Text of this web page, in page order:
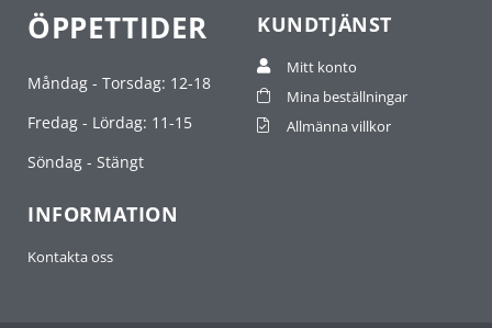
ÖPPETTIDER
Måndag - Torsdag: 12-18
Fredag - Lördag: 11-15
Söndag - Stängt
KUNDTJÄNST
Mitt konto
Mina beställningar
Allmänna villkor
INFORMATION
Kontakta oss